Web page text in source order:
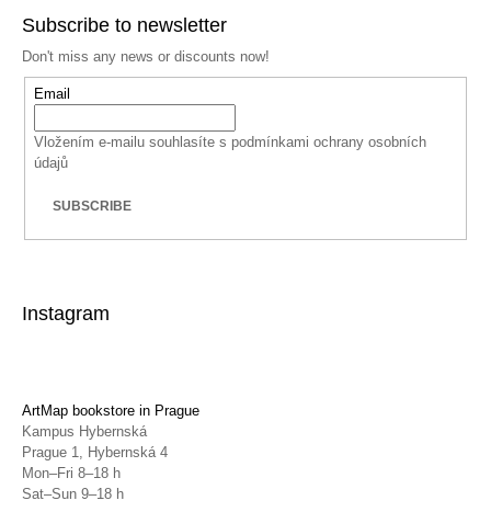
Subscribe to newsletter
Don't miss any news or discounts now!
Email
Vložením e-mailu souhlasíte s podmínkami ochrany osobních
údajů
SUBSCRIBE
Instagram
ArtMap bookstore in Prague
Kampus Hybernská
Prague 1, Hybernská 4
Mon–Fri 8–18 h
Sat–Sun 9–18 h